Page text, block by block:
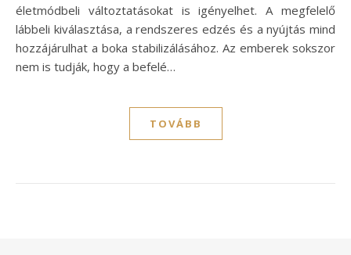
életmódbeli változtatásokat is igényelhet. A megfelelő
lábbeli kiválasztása, a rendszeres edzés és a nyújtás mind
hozzájárulhat a boka stabilizálásához. Az emberek sokszor
nem is tudják, hogy a befelé…
TOVÁBB